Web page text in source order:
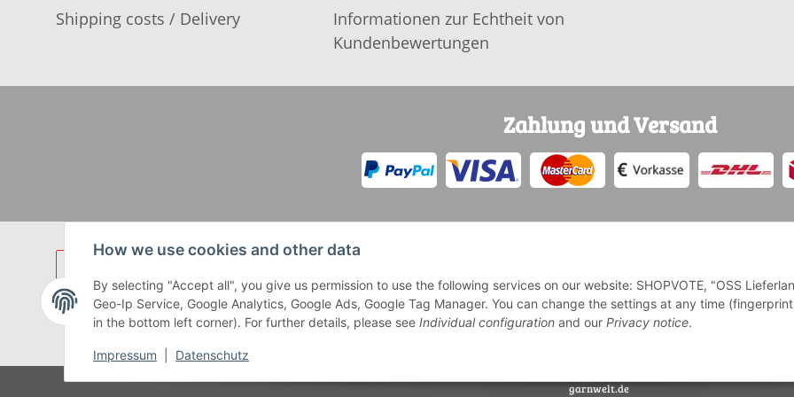
Shipping costs / Delivery
Informationen zur Echtheit von
Kundenbewertungen
Zahlung und Versand
* Alle Preise inkl. gesetzlicher USt., zzgl.
Versand
garnwelt.de
How we use cookies and other data
By selecting "Accept all", you give us permission to use the following services on our website: SHOPVOTE, "OSS
Geo-Ip Service, Google Analytics, Google Ads, Google Tag Manager. You can change the settings at any time
in the bottom left corner). For further details, please see Individual configuration and our Privacy notice.
Impressum Datenschutz